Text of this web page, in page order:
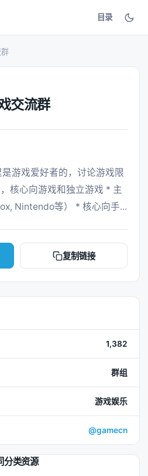
目录
交流群
核心向游戏和独立游戏 * 主
复制链接
1,382
群组
游戏娱乐
@gamecn
分类资源